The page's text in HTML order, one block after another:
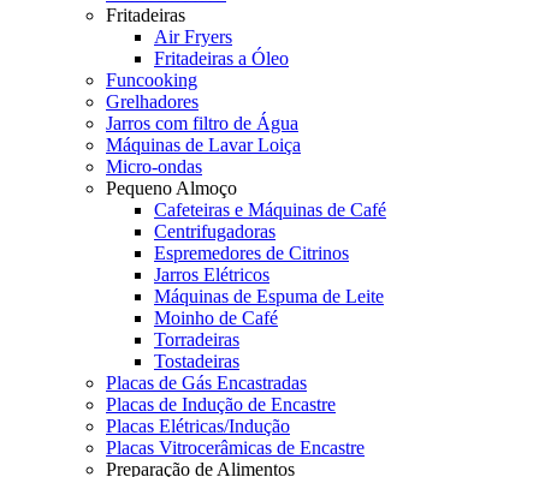
Fritadeiras
Air Fryers
Fritadeiras a Óleo
Funcooking
Grelhadores
Jarros com filtro de Água
Máquinas de Lavar Loiça
Micro-ondas
Pequeno Almoço
Cafeteiras e Máquinas de Café
Centrifugadoras
Espremedores de Citrinos
Jarros Elétricos
Máquinas de Espuma de Leite
Moinho de Café
Torradeiras
Tostadeiras
Placas de Gás Encastradas
Placas de Indução de Encastre
Placas Elétricas/Indução
Placas Vitrocerâmicas de Encastre
Preparação de Alimentos